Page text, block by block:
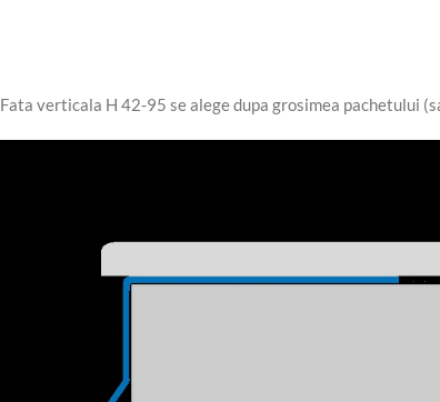
Fata verticala H 42-95 se alege dupa grosimea pachetului